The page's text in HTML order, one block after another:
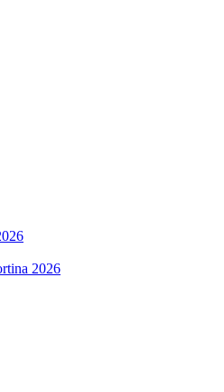
2026